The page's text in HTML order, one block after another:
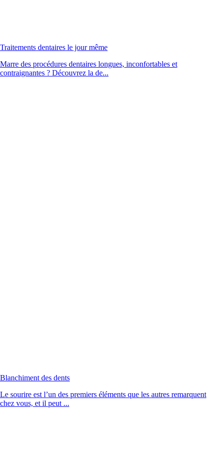
Traitements dentaires le jour même
Marre des procédures dentaires longues, inconfortables et
contraignantes ? Découvrez la de...
Blanchiment des dents
Le sourire est l’un des premiers éléments que les autres remarquent
chez vous, et il peut ...